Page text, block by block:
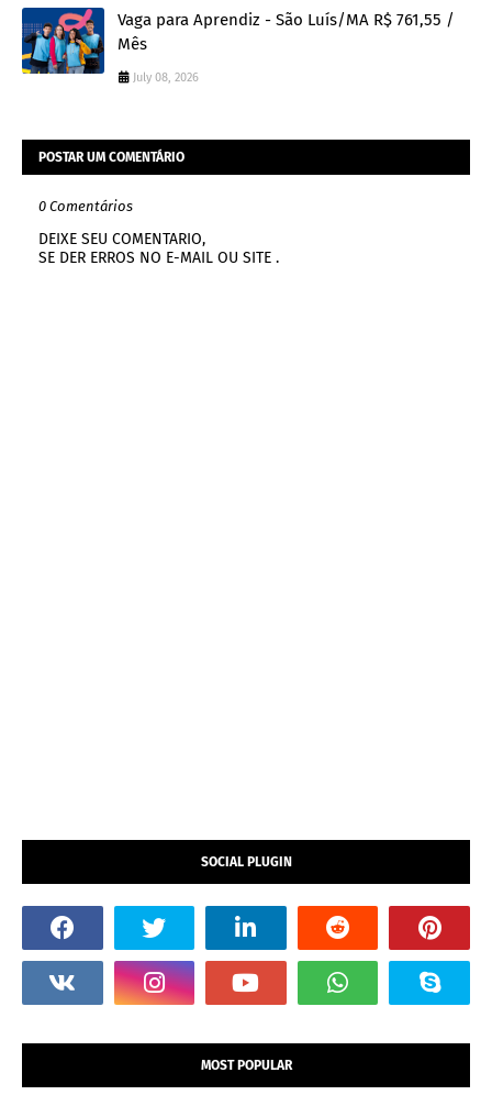
Vaga para Aprendiz - São Luís/MA R$ 761,55 /
Mês
July 08, 2026
POSTAR UM COMENTÁRIO
0 Comentários
DEIXE SEU COMENTARIO,
SE DER ERROS NO E-MAIL OU SITE .
SOCIAL PLUGIN
MOST POPULAR